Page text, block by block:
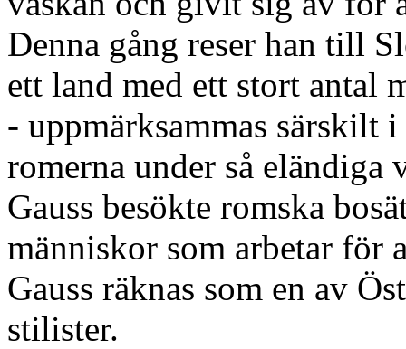
Denna gång reser han till
ett land med ett stort antal
- uppmärksammas särskilt
romerna under så
Gauss besökte romska
människor som arbetar för
Gauss räknas som en av
stilister.